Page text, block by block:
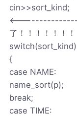
cin>>sort_kind;
<-----------------
了！！！！！！！
switch(sort_kind)
{
case NAME:
name_sort(p);
break;
case TIME: